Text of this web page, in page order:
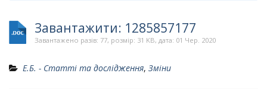
Завантажити: 1285857177
Завантажено разів: 77, розмір: 31 KB, дата: 01 Чер. 2020
Е.Б. - Статті та дослідження, Зміни